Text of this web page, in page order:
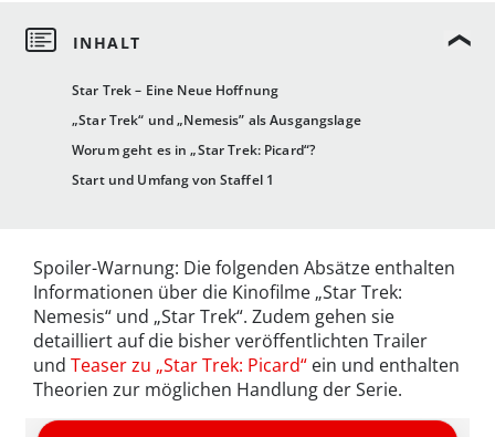
Star Trek – Eine Neue Hoffnung
„Star Trek“ und „Nemesis” als Ausgangslage
Worum geht es in „Star Trek: Picard“?
Start und Umfang von Staffel 1
Spoiler-Warnung: Die folgenden Absätze enthalten
Informationen über die Kinofilme „Star Trek:
Nemesis“ und „Star Trek“. Zudem gehen sie
detailliert auf die bisher veröffentlichten Trailer
und Teaser zu „Star Trek: Picard“ ein und enthalten
Theorien zur möglichen Handlung der Serie.